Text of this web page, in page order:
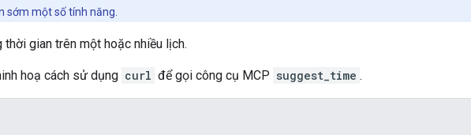
sớm một số tính năng.
thời gian trên một hoặc nhiều lịch.
hoạ cách sử dụng curl để gọi công cụ MCP suggest_time .